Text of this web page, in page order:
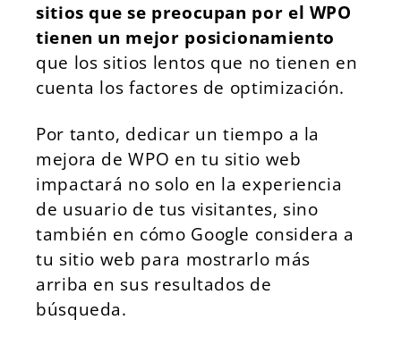
sitios que se preocupan por el WPO
tienen un mejor posicionamiento
que los sitios lentos que no tienen en
cuenta los factores de optimización.
Por tanto, dedicar un tiempo a la
mejora de WPO en tu sitio web
impactará no solo en la experiencia
de usuario de tus visitantes, sino
también en cómo Google considera a
tu sitio web para mostrarlo más
arriba en sus resultados de
búsqueda.